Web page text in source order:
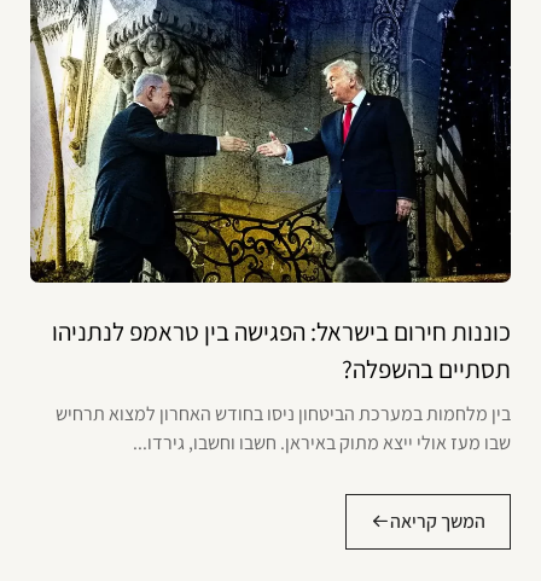
כוננות חירום בישראל: הפגישה בין טראמפ לנתניהו
תסתיים בהשפלה?
בין מלחמות במערכת הביטחון ניסו בחודש האחרון למצוא תרחיש
שבו מעז אולי ייצא מתוק באיראן. חשבו וחשבו, גירדו...
המשך קריאה